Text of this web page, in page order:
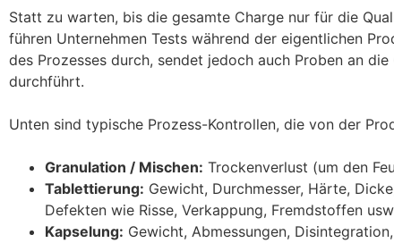
Statt zu warten, bis die gesamte Charge nur für die
führen Unternehmen Tests während der eigentlichen
des Prozesses durch, sendet jedoch auch Proben an
durchführt.
Unten sind typische Prozess-Kontrollen, die von der
Granulation / Mischen: Trockenverlust (um den
Tablettierung: Gewicht, Durchmesser, Härte,
Defekten wie Risse, Verkappung, Fremdstoffen
Kapselung: Gewicht, Abmessungen,